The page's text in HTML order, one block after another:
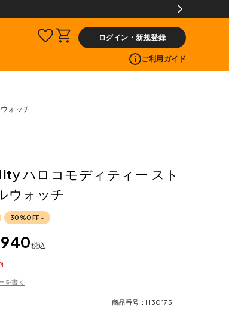
ログイン・新規登録
ご利用ガイド
ォッチ
ハロコモディティー スト
ウォッチ
30%OFF~
税込
を書く
商品番号 H30175